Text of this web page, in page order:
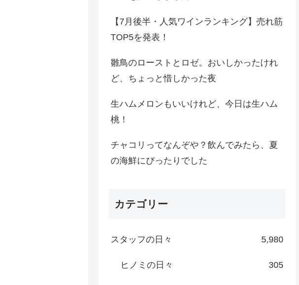
【7月後半・人気ワインランキング】売れ筋
TOP5を発表！
雛鳥のローストとロゼ。おいしかったけれ
ど、ちょっと惜しかった夜
生ハムメロンもいいけれど、今日は生ハム
桃！
チャコリってなんぞや？飲んでみたら、夏
の海鮮にぴったりでした
カテゴリー
スタッフの日々 5,980
ヒノミの日々 305